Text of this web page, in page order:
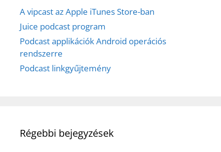
A vipcast az Apple iTunes Store-ban
Juice podcast program
Podcast applikációk Android operációs
rendszerre
Podcast linkgyűjtemény
Régebbi bejegyzések